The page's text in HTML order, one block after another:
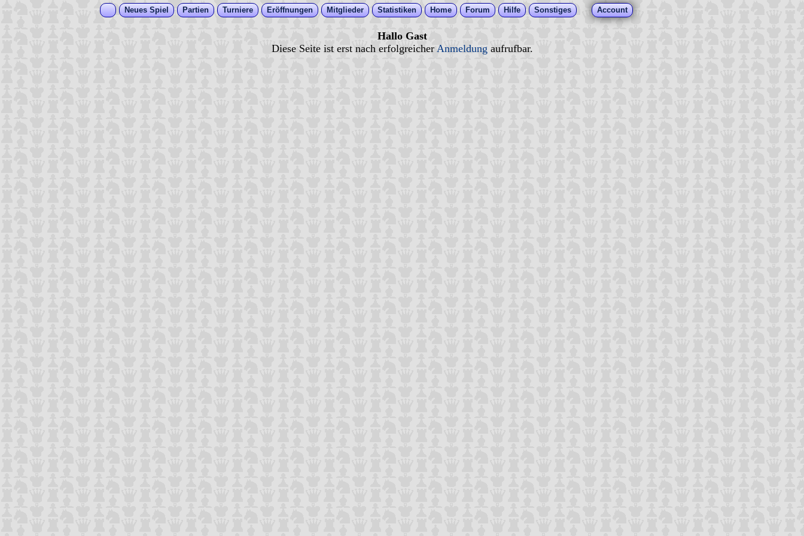
Neues Spiel Partien Turniere Eröffnungen Mitglieder Statistiken Home Forum Hilfe Sonstiges Account
Hallo Gast
Diese Seite ist erst nach erfolgreicher Anmeldung aufrufbar.